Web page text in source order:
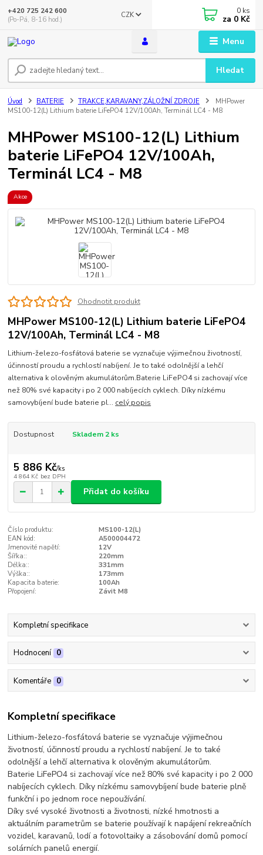
Menu
CZK
Hledat
+420 725 242 600
(Po-Pá, 8-16 hod.)
0 ks
za 0 Kč
Úvod BATERIE TRAKCE,KARAVANY,ZÁLOŽNÍ ZDROJE
MHPower
MS100-12(L) Lithium baterie LiFePO4 12V/100Ah, Terminál LC4 - M8
MHPower MS100-12(L) Lithium
baterie LiFePO4 12V/100Ah,
Terminál LC4 - M8
Akce
Ohodnotit produkt
MHPower MS100-12(L) Lithium baterie LiFePO4
12V/100Ah, Terminál LC4 - M8
Lithium-železo-fosfátová baterie se vyznačuje výjimečnou životností,
účinností proudu a rychlostí nabíjení. Je to také odolnější a lehčí
alternativa k olověným akumulátorům.Baterie LiFePO4 si zachovají více
než 80% své kapacity i po 2 000 nabíjecích cyklech. Díky nízkému
samovybíjení bude baterie pl... celý popis
Dostupnost Skladem 2 ks
5 886 Kč/ks
4 864 Kč bez DPH
Přidat do košíku
Číslo produktu:
MS100-12(L)
EAN kód:
A500004472
Jmenovité napětí:
12V
Šířka::
220mm
Délka::
331mm
Výška::
173mm
Kapacita baterie:
100Ah
Přopojení:
Závit M8
Kompletní specifikace
Hodnocení 0
Komentáře 0
Kompletní specifikace
Lithium-železo-fosfátová baterie se vyznačuje výjimečnou
životností, účinností proudu a rychlostí nabíjení. Je to také
odolnější a lehčí alternativa k olověným akumulátorům.
Baterie LiFePO4 si zachovají více než 80% své kapacity i po 2 000
nabíjecích cyklech. Díky nízkému samovybíjení bude baterie plně
funkční i po jednom roce nepoužívání.
Díky své vysoké životnosti a životnosti, nízké hmotnosti a
aktuálním parametrům se baterie používají k napájení rekreačních
vozidel, karavanů, lodí a fotovoltaiky a zásobování domů pomocí
solárních panelů energií.